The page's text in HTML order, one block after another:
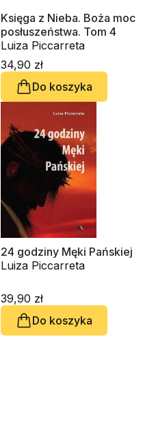
Księga z Nieba. Boża moc
posłuszeństwa. Tom 4
Luiza Piccarreta
34,90 zł
Do koszyka
24 godziny Męki Pańskiej
Luiza Piccarreta
39,90 zł
Do koszyka